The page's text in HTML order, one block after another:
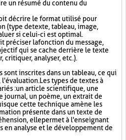
un résumé du contenu du
décrire le format utilisé pour
(type de texte, tableau, image,
si celui-ci est optimal.
préciser la fonction du message,
qui se cache derrière le texte
critiquer, analyser, etc.).
sont inscrites dans un tableau, ce qui
Les types de textes à
: un article scientifique, une
journal, un poème, un extrait de
cette technique amène les
présente dans un texte de
elle permet à l'enseignant
en analyse et le développement de